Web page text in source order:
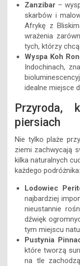
Zanzibar –
skarbów i
Afrykę z
wrażenia
tych, którzy
Wyspa Koh
Indochinach,
idealne miejsce
Przyroda,
piersiach
Nie tylko plaże
ziemi zachwycają
kilka naturalnych
każdego podróżnika:
Lodowiec
najbardziej
nieustannie
dźwięk
tym miejscu
Pustynia
które tworzą
na tle